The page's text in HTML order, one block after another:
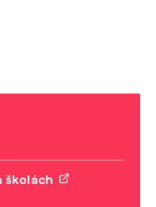
školách